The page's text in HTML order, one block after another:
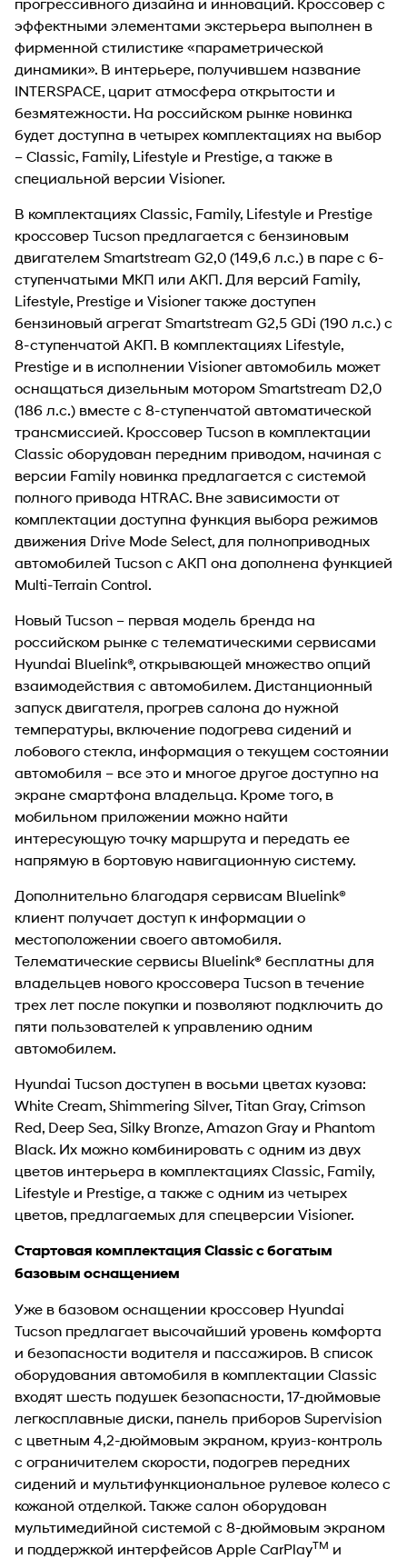
эффектными элементами экстерьера выполнен в
фирменной стилистике «параметрической
динамики». В интерьере, получившем название
INTERSPACE, царит атмосфера открытости и
безмятежности. На российском рынке новинка
будет доступна в четырех комплектациях на выбор
– Classic, Family, Lifestyle и Prestige, а также в
специальной версии Visioner.
В комплектациях Classic, Family, Lifestyle и Prestige
кроссовер Tucson предлагается с бензиновым
двигателем Smartstream G2,0 (149,6 л.с.) в паре с 6-
ступенчатыми МКП или АКП. Для версий Family,
Lifestyle, Prestige и Visioner также доступен
бензиновый агрегат Smartstream G2,5 GDi (190 л.с.) с
8-ступенчатой АКП. В комплектациях Lifestyle,
Prestige и в исполнении Visioner автомобиль может
оснащаться дизельным мотором Smartstream D2,0
(186 л.с.) вместе с 8-ступенчатой автоматической
трансмиссией. Кроссовер Tucson в комплектации
Classic оборудован передним приводом, начиная с
версии Family новинка предлагается с системой
полного привода HTRAC. Вне зависимости от
комплектации доступна функция выбора режимов
движения Drive Mode Select, для полноприводных
автомобилей Tucson с АКП она дополнена функцией
Multi-Terrain Control.
Новый Tucson – первая модель бренда на
российском рынке с телематическими сервисами
Hyundai Bluelink®, открывающей множество опций
взаимодействия с автомобилем. Дистанционный
запуск двигателя, прогрев салона до нужной
температуры, включение подогрева сидений и
лобового стекла, информация о текущем состоянии
автомобиля – все это и многое другое доступно на
экране смартфона владельца. Кроме того, в
мобильном приложении можно найти
интересующую точку маршрута и передать ее
напрямую в бортовую навигационную систему.
Дополнительно благодаря сервисам Bluelink®
клиент получает доступ к информации о
местоположении своего автомобиля.
Телематические сервисы Bluelink® бесплатны для
владельцев нового кроссовера Tucson в течение
трех лет после покупки и позволяют подключить до
пяти пользователей к управлению одним
автомобилем.
Hyundai Tucson доступен в восьми цветах кузова:
White Cream, Shimmering Silver, Titan Gray, Crimson
Red, Deep Sea, Silky Bronze, Amazon Gray и Phantom
Black. Их можно комбинировать с одним из двух
цветов интерьера в комплектациях Classic, Family,
Lifestyle и Prestige, а также с одним из четырех
цветов, предлагаемых для спецверсии Visioner.
Стартовая комплектация Classic с богатым
базовым оснащением
Уже в базовом оснащении кроссовер Hyundai
Tucson предлагает высочайший уровень комфорта
и безопасности водителя и пассажиров. В список
оборудования автомобиля в комплектации Classic
входят шесть подушек безопасности, 17-дюймовые
легкосплавные диски, панель приборов Supervision
с цветным 4,2-дюймовым экраном, круиз-контроль
с ограничителем скорости, подогрев передних
сидений и мультифункциональное рулевое колесо с
кожаной отделкой. Также салон оборудован
мультимедийной системой с 8-дюймовым экраном
и поддержкой интерфейсов Apple CarPlayTM и